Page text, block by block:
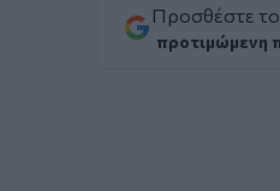
Προσθέστε το
προτιμώμενη